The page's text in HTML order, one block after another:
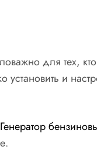
для тех,
и
Генератор